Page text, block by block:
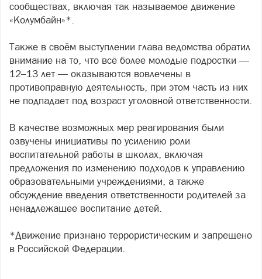
сообществах, включая так называемое движение
«Колумбайн»*.
Также в своём выступлении глава ведомства обратил
внимание на то, что всё более молодые подростки —
12–13 лет — оказываются вовлечены в
противоправную деятельность, при этом часть из них
не подпадает под возраст уголовной ответственности.
В качестве возможных мер реагирования были
озвучены инициативы по усилению роли
воспитательной работы в школах, включая
предложения по изменению подходов к управлению
образовательными учреждениями, а также
обсуждение введения ответственности родителей за
ненадлежащее воспитание детей.
*Движение признано террористическим и запрещено
в Российской Федерации.